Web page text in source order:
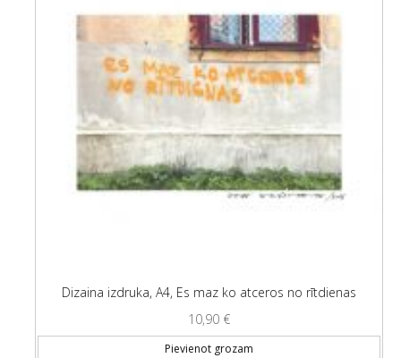
Dizaina izdruka, A4, Es maz ko atceros no rītdienas
10,90 €
Pievienot grozam